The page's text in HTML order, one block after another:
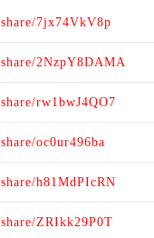
7jx74VkV8p
2NzpY8DAMA
rw1bwJ4QO7
oc0ur496ba
h81MdPIcRN
ZRIkk29P0T